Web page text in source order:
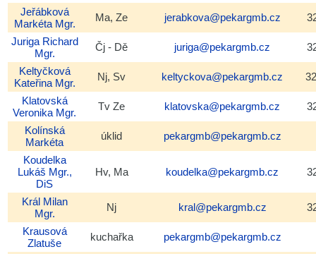
Jeřábková
Markéta Mgr.
Ma, Ze jerabkova@pekargmb.cz
Juriga Richard
Mgr.
Čj - Dě juriga@pekargmb.cz
Keltyčková
Kateřina Mgr.
Nj, Sv keltyckova@pekargmb.cz
Klatovská
Veronika Mgr.
Tv Ze klatovska@pekargmb.cz
Kolínská
Markéta
úklid
pekargmb@pekargmb.cz
Koudelka
Lukáš Mgr.,
DiS
Hv, Ma koudelka@pekargmb.cz
Král Milan
Mgr.
Nj kral@pekargmb.cz
Krausová
Zlatuše
kuchařka
pekargmb@pekargmb.cz